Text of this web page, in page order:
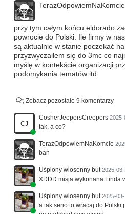
TerazOdpowiemNaKomcie
przy tym całym końcu eldorado
powrocie do Polski. Ile firmy w
są aktualnie w stanie poczekać
przyzwyczaiłem się do 3mc co
myślę w kontekście organizacji
podomykania tematów itd.
Zobacz pozostałe 9 komentarzy
CJ
CosherJeepersCreepers 2025-
tak, a co?
TerazOdpowiemNaKomcie
ban
Uśpiony wiosenny but 2025-
XDDD misja wykonana Linda
Uśpiony wiosenny but 2025-
a tak serio to wracaj do Polski